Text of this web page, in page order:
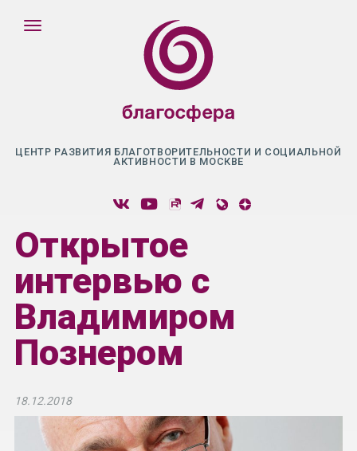
ЦЕНТР РАЗВИТИЯ БЛАГОТВОРИТЕЛЬНОСТИ И СОЦИАЛЬНОЙ
АКТИВНОСТИ В МОСКВЕ
Открытое
интервью с
Владимиром
Познером
18.12.2018